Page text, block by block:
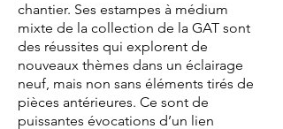
chantier. Ses estampes à médium
mixte de la collection de la GAT sont
des réussites qui explorent de
nouveaux thèmes dans un éclairage
neuf, mais non sans éléments tirés de
pièces antérieures. Ce sont de
puissantes évocations d’un lien